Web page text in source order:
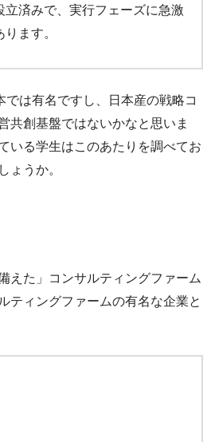
立済みで、実行フェーズに急激
ます。
では有名ですし、日本産の戦略コ
共創基盤ではないかなと思いま
いる学生はこのあたりを調べてお
ょうか。
えた」コンサルティングファーム
ティングファームの有名な企業と